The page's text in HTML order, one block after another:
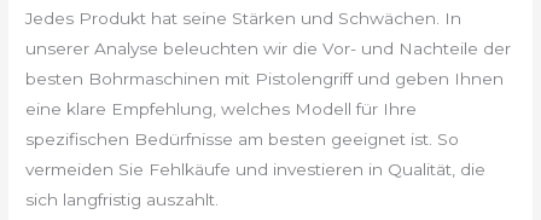
Jedes Produkt hat seine Stärken und Schwächen. In
unserer Analyse beleuchten wir die Vor- und Nachteile der
besten Bohrmaschinen mit Pistolengriff und geben Ihnen
eine klare Empfehlung, welches Modell für Ihre
spezifischen Bedürfnisse am besten geeignet ist. So
vermeiden Sie Fehlkäufe und investieren in Qualität, die
sich langfristig auszahlt.